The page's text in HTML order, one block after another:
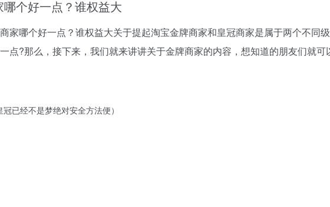
个好一点？谁权益大
家哪个好一点？谁权益大关于提起淘宝金牌商家和皇冠商家是属于两个不同
点?那么，接下来，我们就来讲讲关于金牌商家的内容，想知道的朋友们就可